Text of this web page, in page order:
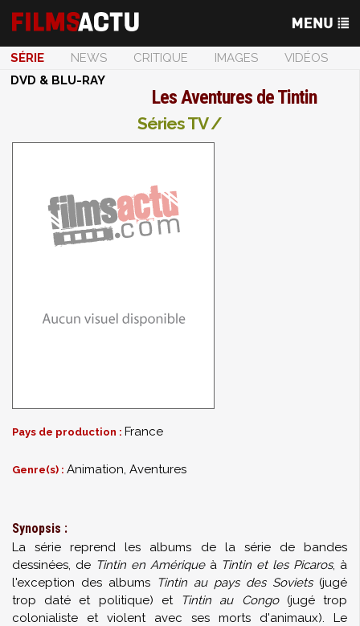
SÉRIE NEWS CRITIQUE IMAGES
VIDÉOS
DVD & BLU-RAY
Les Aventures de Tintin
Séries TV /
Pays de production : France
Genre(s) : Animation, Aventures
Synopsis :
La série reprend les albums de la série de bandes
dessinées, de Tintin en Amériqueà Tintin et les Picaros, à
l'exception des albums Tintin au pays des Soviets(jugé
trop daté et politique) et
Tintin au Congo(jugé trop
colonialiste et violent avec ses morts d'animaux). Le